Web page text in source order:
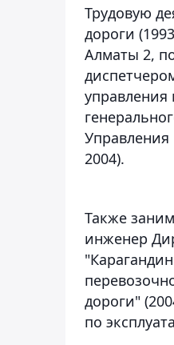
Трудовую
дороги
Алматы 2,
управления
Управления
2004).
Также
инженер
дороги"
по